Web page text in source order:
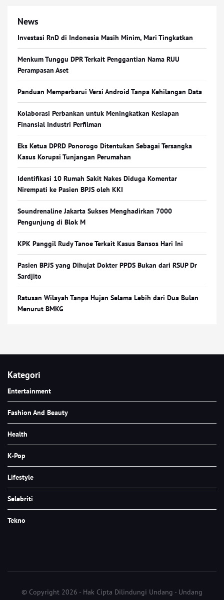
News
Investasi RnD di Indonesia Masih Minim, Mari Tingkatkan
Menkum Tunggu DPR Terkait Penggantian Nama RUU
Perampasan Aset
Panduan Memperbarui Versi Android Tanpa Kehilangan Data
Kolaborasi Perbankan untuk Meningkatkan Kesiapan
Finansial Industri Perfilman
Eks Ketua DPRD Ponorogo Ditentukan Sebagai Tersangka
Kasus Korupsi Tunjangan Perumahan
Identifikasi 10 Rumah Sakit Nakes Diduga Komentar
Nirempati ke Pasien BPJS oleh KKI
Soundrenaline Jakarta Sukses Menghadirkan 7000
Pengunjung di Blok M
KPK Panggil Rudy Tanoe Terkait Kasus Bansos Hari Ini
Pasien BPJS yang Dihujat Dokter PPDS Bukan dari RSUP Dr
Sardjito
Ratusan Wilayah Tanpa Hujan Selama Lebih dari Dua Bulan
Menurut BMKG
Kategori
Entertainment
Fashion And Beauty
Health
K-Pop
Lifestyle
Selebriti
Tekno
© Copyright 2026 - Hak Cipta Dilindungi Undang - Undang